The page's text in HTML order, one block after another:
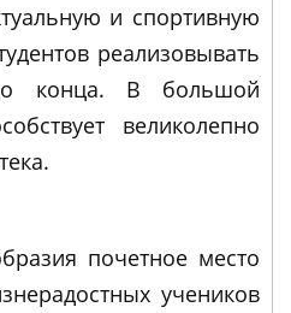
и спортивную
реализовывать
конца. В большой
великолепно
почетное место
учеников